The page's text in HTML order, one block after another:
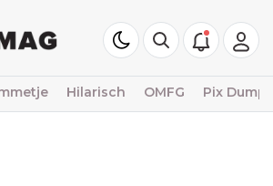
Hilarisch OMFG Pix Dump